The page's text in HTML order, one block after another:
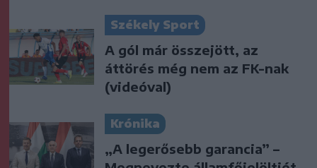
Székely Sport
A gól már összejött, az
áttörés még nem az FK-nak
(videóval)
Krónika
„A legerősebb garancia” –